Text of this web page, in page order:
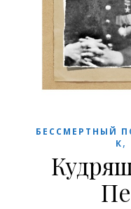
БЕССМЕРТНЫЙ
К,